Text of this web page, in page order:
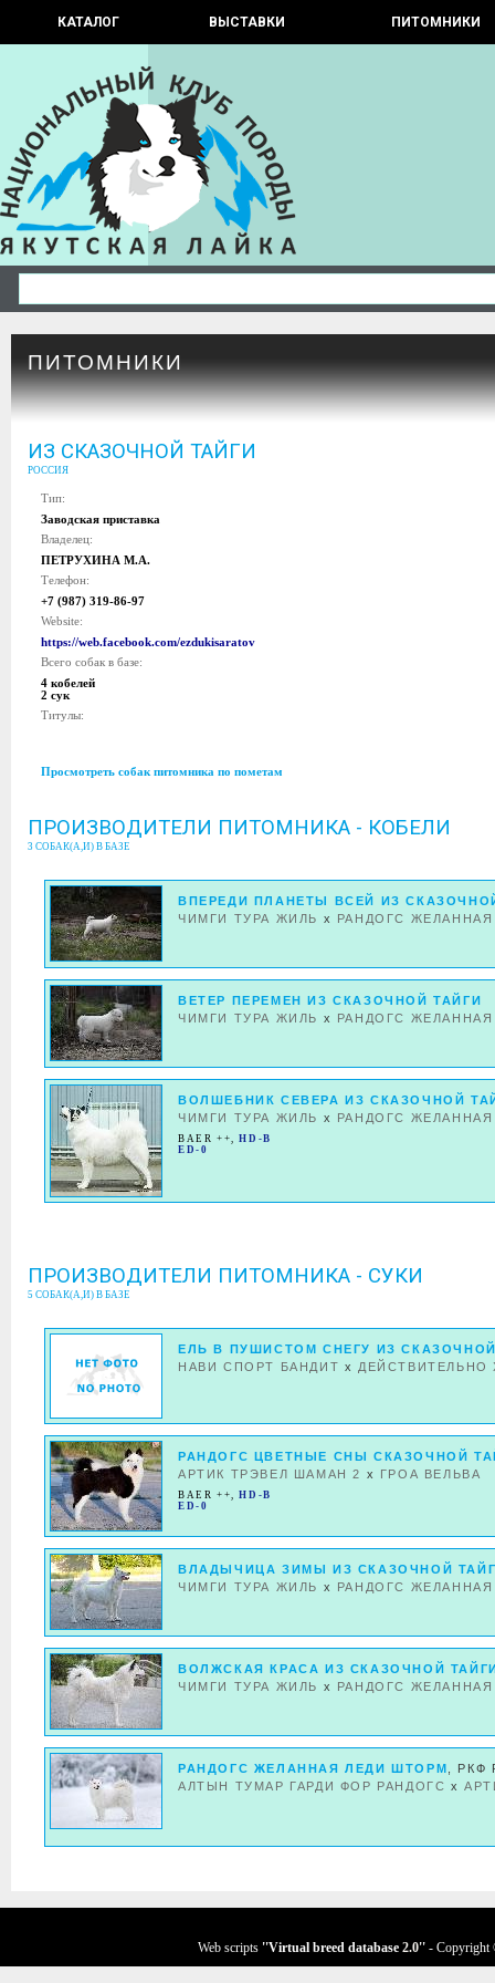
КАТАЛОГ ВЫСТАВКИ ПИТОМНИКИ
ПИТОМНИКИ
ИЗ СКАЗОЧНОЙ ТАЙГИ
РОССИЯ
Тип:
Заводская приставка
Владелец:
ПЕТРУХИНА М.А.
Телефон:
+7 (987) 319-86-97
Website:
https://web.facebook.com/ezdukisaratov
Всего собак в базе:
4 кобелей
2 сук
Титулы:
Просмотреть собак питомника по пометам
ПРОИЗВОДИТЕЛИ ПИТОМНИКА - КОБЕЛИ
3 СОБАК(А,И) В БАЗЕ
ВПЕРЕДИ ПЛАНЕТЫ ВСЕЙ ИЗ
ЧИМГИ ТУРА ЖИЛЬ x РАНДОГС
ВЕТЕР ПЕРЕМЕН ИЗ СКАЗОЧНОЙ ТАЙГИ
ЧИМГИ ТУРА ЖИЛЬ x РАНДОГС
ВОЛШЕБНИК СЕВЕРА ИЗ СКАЗОЧНОЙ
ЧИМГИ ТУРА ЖИЛЬ x РАНДОГС
BAER ++,HD-B
ED-0
ПРОИЗВОДИТЕЛИ ПИТОМНИКА - СУКИ
5 СОБАК(А,И) В БАЗЕ
ЕЛЬ В ПУШИСТОМ СНЕГУ ИЗ
НАВИ СПОРТ БАНДИТ x ДЕЙСТВИТЕЛЬНО
РАНДОГС ЦВЕТНЫЕ СНЫ СКАЗОЧНОЙ
АРТИК ТРЭВЕЛ ШАМАН 2 x ГРОА ВEЛЬВА
BAER ++,HD-B
ED-0
ВЛАДЫЧИЦА ЗИМЫ ИЗ СКАЗОЧНОЙ
ЧИМГИ ТУРА ЖИЛЬ x РАНДОГС
ВОЛЖСКАЯ КРАСА ИЗ СКАЗОЧНОЙ
ЧИМГИ ТУРА ЖИЛЬ x РАНДОГС
РАНДОГС ЖЕЛАННАЯ ЛЕДИ ШТОРМ
, РКФ
АЛТЫН ТУМАР ГАРДИ ФОР РАНДОГС x
Web scripts ''Virtual breed database 2.0'' - Copyright